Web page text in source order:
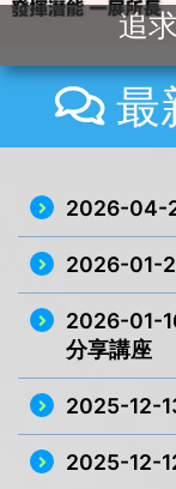
追
最
2026-04-
2026-01-
2026-01-
分享講座
2025-12-
2025-12-